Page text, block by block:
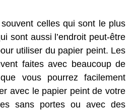
celles qui sont le plus
sont aussi l’endroit peut-être
utiliser du papier peint. Les
faites avec beaucoup de
vous pourrez facilement
avec le papier peint de votre
sans portes ou avec des